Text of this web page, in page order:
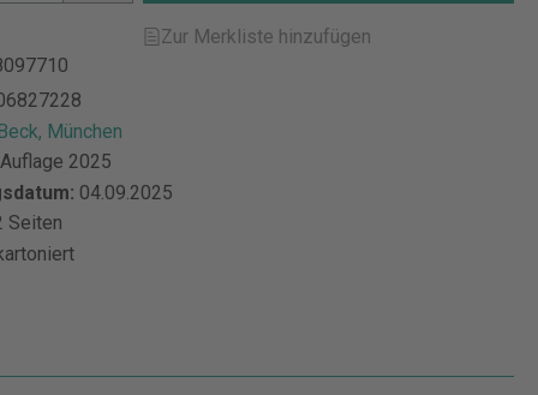
Zur Merkliste hinzufügen
München
2025
04.09.2025
Seiten